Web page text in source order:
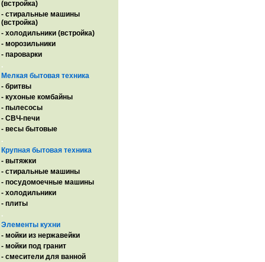
(встройка)
- стиральные машины
(встройка)
- холодильники (встройка)
- морозильники
- пароварки
.
Мелкая бытовая техника
- бритвы
- кухоные комбайны
- пылесосы
- СВЧ-печи
- весы бытовые
.
Крупная бытовая техника
- вытяжки
- стиральные машины
- посудомоечные машины
- холодильники
- плиты
.
Элементы кухни
- мойки из нержавейки
- мойки под гранит
- смесители для ванной